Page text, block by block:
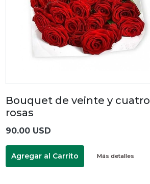
Bouquet de veinte y cuatro
rosas
90.00 USD
Agregar al Carrito Más detalles